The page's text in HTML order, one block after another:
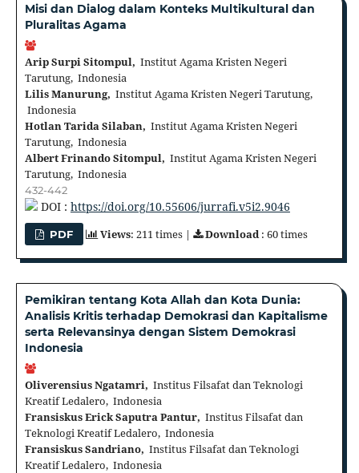
Misi dan Dialog dalam Konteks Multikultural dan
Pluralitas Agama
Arip Surpi Sitompul, Institut Agama Kristen Negeri
Tarutung, Indonesia
Lilis Manurung, Institut Agama Kristen Negeri Tarutung,
Indonesia
Hotlan Tarida Silaban, Institut Agama Kristen Negeri
Tarutung, Indonesia
Albert Frinando Sitompul, Institut Agama Kristen Negeri
Tarutung, Indonesia
432-442
DOI : https://doi.org/10.55606/jurrafi.v5i2.9046
PDF Views: 211 times | Download : 60 times
Pemikiran tentang Kota Allah dan Kota Dunia:
Analisis Kritis terhadap Demokrasi dan Kapitalisme
serta Relevansinya dengan Sistem Demokrasi
Indonesia
Oliverensius Ngatamri, Institus Filsafat dan Teknologi
Kreatif Ledalero, Indonesia
Fransiskus Erick Saputra Pantur, Institus Filsafat dan
Teknologi Kreatif Ledalero, Indonesia
Fransiskus Sandriano, Institus Filsafat dan Teknologi
Kreatif Ledalero, Indonesia